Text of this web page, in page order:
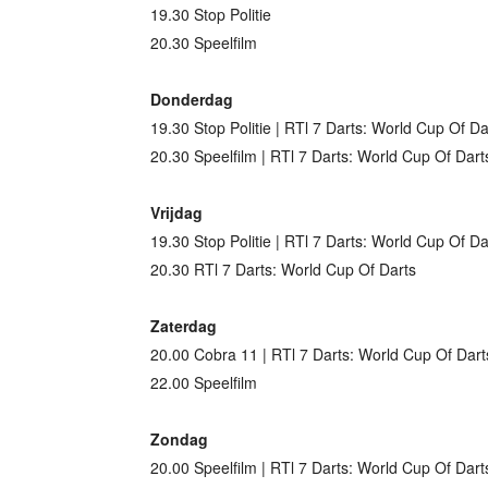
19.30 Stop Politie
20.30 Speelfilm
Donderdag
19.30 Stop Politie | RTl 7 Darts: World Cup Of
20.30 Speelfilm | RTl 7 Darts: World Cup Of
Vrijdag
19.30 Stop Politie | RTl 7 Darts: World Cup Of
20.30 RTl 7 Darts: World Cup Of Darts
Zaterdag
20.00 Cobra 11 | RTl 7 Darts: World Cup Of
22.00 Speelfilm
Zondag
20.00 Speelfilm | RTl 7 Darts: World Cup Of